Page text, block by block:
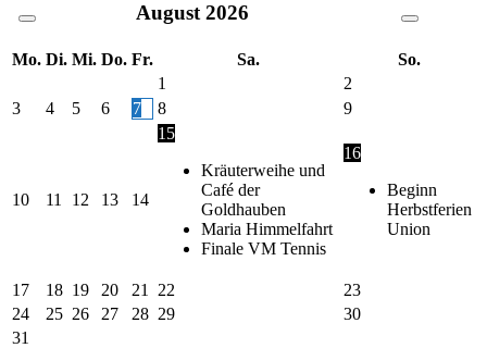
August 2026
Mo. Di. Mi. Do. Fr. Sa.
So.
1
2
3
4 5 6 7 8 9
10 11 12 13 14
15
Kräuterweihe und
Café der
Goldhauben
Maria Himmelfahrt
Finale VM Tennis
16
Beginn
Herbstferien
Union
17 18 19 20 21 22
23
24
25 26 27 28 29
30
31